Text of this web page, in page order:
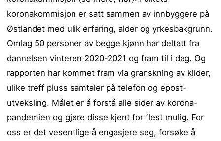
koronakommisjon er satt sammen av innbyggere på
Østlandet med ulik erfaring, alder og yrkesbakgrunn.
Omlag 50 personer av begge kjønn har deltatt fra
dannelsen vinteren 2020-2021 og fram til i dag. Og
rapporten har kommet fram via granskning av kilder,
ulike treff pluss samtaler på telefon og epost-
utveksling. Målet er å forstå alle sider av korona-
pandemien og gjøre disse kjent for flest mulig. For
oss er det vesentlige å engasjere seg, forsøke å